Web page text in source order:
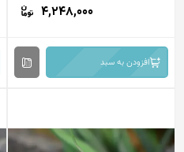
4,248,000
افزودن به سبد